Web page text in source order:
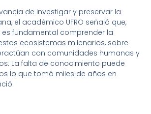
de investigar y preservar la
el académico UFRO señaló que,
es fundamental comprender la
ecosistemas milenarios, sobre
con comunidades humanas y
La falta de conocimiento puede
lo que tomó miles de años en